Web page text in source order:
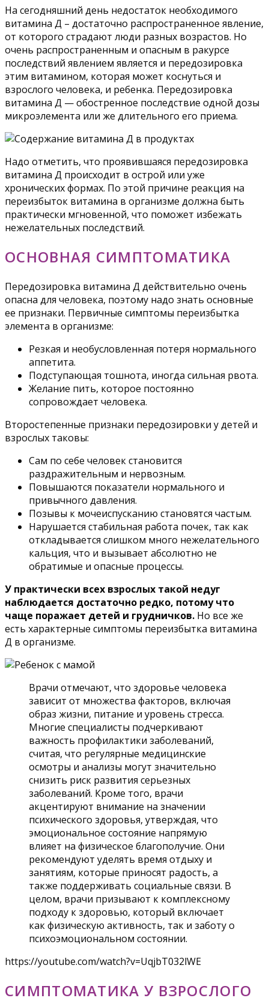
На сегодняшний день недостаток необходимого
витамина Д – достаточно распространенное явление,
от которого страдают люди разных возрастов. Но
очень распространенным и опасным в ракурсе
последствий явлением является и передозировка
этим витамином, которая может коснуться и
взрослого человека, и ребенка. Передозировка
витамина Д — обостренное последствие одной дозы
микроэлемента или же длительного его приема.
Надо отметить, что проявившаяся передозировка
витамина Д происходит в острой или уже
хронических формах. По этой причине реакция на
переизбыток витамина в организме должна быть
практически мгновенной, что поможет избежать
нежелательных последствий.
ОСНОВНАЯ СИМПТОМАТИКА
Передозировка витамина Д действительно очень
опасна для человека, поэтому надо знать основные
ее признаки. Первичные симптомы переизбытка
элемента в организме:
Резкая и необусловленная потеря нормального
аппетита.
Подступающая тошнота, иногда сильная рвота.
Желание пить, которое постоянно
сопровождает человека.
Второстепенные признаки передозировки у детей и
взрослых таковы:
Сам по себе человек становится
раздражительным и нервозным.
Повышаются показатели нормального и
привычного давления.
Позывы к мочеиспусканию становятся частым.
Нарушается стабильная работа почек, так как
откладывается слишком много нежелательного
кальция, что и вызывает абсолютно не
обратимые и опасные процессы.
У практически всех взрослых такой недуг
наблюдается достаточно редко, потому что
чаще поражает детей и грудничков. Но все же
есть характерные симптомы переизбытка витамина
Д в организме.
Врачи отмечают, что здоровье человека
зависит от множества факторов, включая
образ жизни, питание и уровень стресса.
Многие специалисты подчеркивают
важность профилактики заболеваний,
считая, что регулярные медицинские
осмотры и анализы могут значительно
снизить риск развития серьезных
заболеваний. Кроме того, врачи
акцентируют внимание на значении
психического здоровья, утверждая, что
эмоциональное состояние напрямую
влияет на физическое благополучие. Они
рекомендуют уделять время отдыху и
занятиям, которые приносят радость, а
также поддерживать социальные связи. В
целом, врачи призывают к комплексному
подходу к здоровью, который включает
как физическую активность, так и заботу о
психоэмоциональном состоянии.
https://youtube.com/watch?v=UqjbT032lWE
СИМПТОМАТИКА У ВЗРОСЛОГО